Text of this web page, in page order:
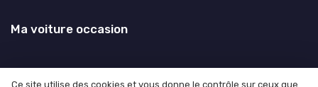
Ma voiture occasion
Ce site utilise des cookies et vous donne le contrôle sur ceux que